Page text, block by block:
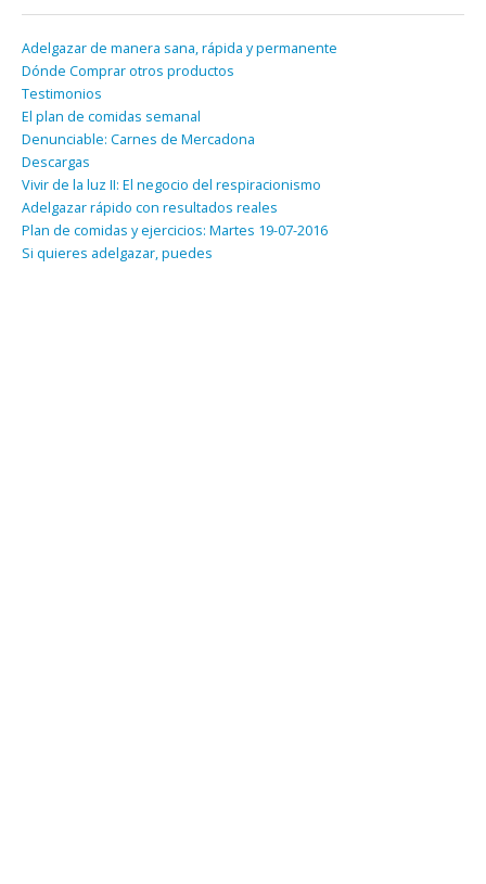
Adelgazar de manera sana, rápida y permanente
Dónde Comprar otros productos
Testimonios
El plan de comidas semanal
Denunciable: Carnes de Mercadona
Descargas
Vivir de la luz II: El negocio del respiracionismo
Adelgazar rápido con resultados reales
Plan de comidas y ejercicios: Martes 19-07-2016
Si quieres adelgazar, puedes